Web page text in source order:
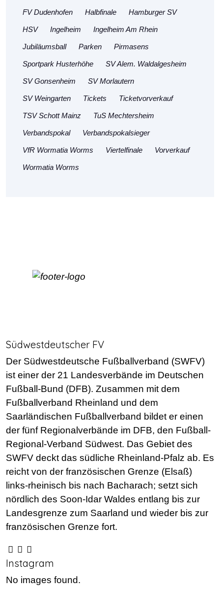
FV Dudenhofen Halbfinale Hamburger SV
HSV Ingelheim Ingelheim Am Rhein
Jubiläumsball Parken Pirmasens
Sportpark Husterhöhe SV Alem. Waldalgesheim
SV Gonsenheim SV Morlautern
SV Weingarten Tickets Ticketvorverkauf
TSV Schott Mainz TuS Mechtersheim
Verbandspokal Verbandspokalsieger
VfR Wormatia Worms Viertelfinale Vorverkauf
Wormatia Worms
Südwestdeutscher FV
Der Südwestdeutsche Fußballverband (SWFV)
ist einer der 21 Landesverbände im Deutschen
Fußball-Bund (DFB). Zusammen mit dem
Fußballverband Rheinland und dem
Saarländischen Fußballverband bildet er einen
der fünf Regionalverbände im DFB, den Fußball-
Regional-Verband Südwest. Das Gebiet des
SWFV deckt das südliche Rheinland-Pfalz ab. Es
reicht von der französischen Grenze (Elsaß)
links-rheinisch bis nach Bacharach; setzt sich
nördlich des Soon-Idar Waldes entlang bis zur
Landesgrenze zum Saarland und wieder bis zur
französischen Grenze fort.
Instagram
No images found.